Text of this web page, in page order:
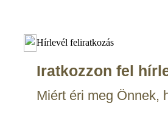
Hírlevél feliratkozás
Iratkozzon fel
Miért éri meg Önnek,